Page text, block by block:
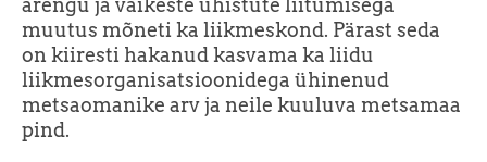
arengu ja väikeste ühistute liitumisega
muutus mõneti ka liikmeskond. Pärast seda
on kiiresti hakanud kasvama ka liidu
liikmesorganisatsioonidega ühinenud
metsaomanike arv ja neile kuuluva metsamaa
pind.